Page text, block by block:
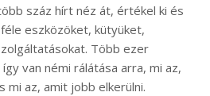
száz hírt néz át, értékel ki és
eszközöket, kütyüket,
Több ezer
van némi rálátása arra, mi az,
mi az, amit jobb elkerülni.